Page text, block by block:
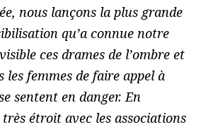
nous lançons la plus grande
qu’a connue notre
ces drames de l’ombre et
femmes de faire appel à
sentent en danger. En
étroit avec les associations